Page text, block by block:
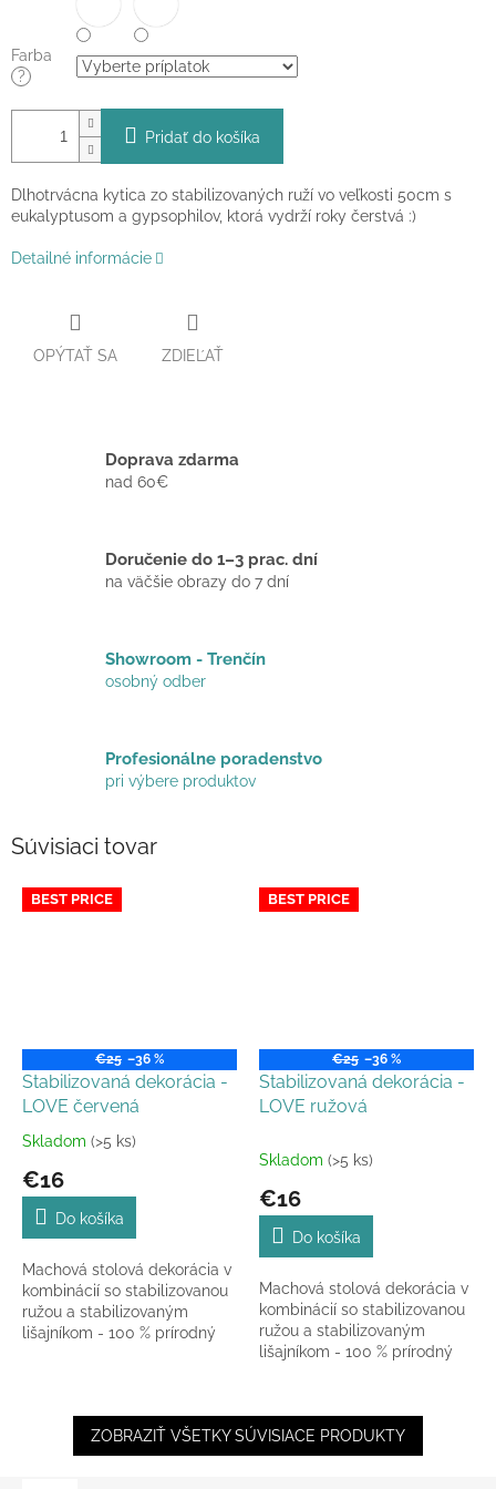
Farba
?
Pridať do košíka
Dlhotrvácna kytica zo stabilizovaných ruží vo veľkosti 50cm s
eukalyptusom a gypsophilov, ktorá vydrží roky čerstvá :)
Detailné informácie
OPÝTAŤ SA ZDIEĽAŤ
Doprava zdarma
nad 60€
Doručenie do 1–3 prac. dní
na väčšie obrazy do 7 dní
Showroom - Trenčín
osobný odber
Profesionálne poradenstvo
pri výbere produktov
Súvisiaci tovar
BEST PRICE
€25 –36 %
Stabilizovaná dekorácia -
LOVE červená
Priemerné
produktu
4,0
5
hviezdičiek.
Skladom (>5 ks)
€16
Do košíka
Machová stolová dekorácia v
kombinácií so stabilizovanou
ružou a stabilizovaným
lišajníkom - 100 % prírodný
BEST PRICE
€25 –36 %
Stabilizovaná dekorácia -
LOVE ružová
Skladom (>5 ks)
€16
Do košíka
Machová stolová dekorácia v
kombinácií so stabilizovanou
ružou a stabilizovaným
lišajníkom - 100 % prírodný
ZOBRAZIŤ VŠETKY SÚVISIACE PRODUKTY